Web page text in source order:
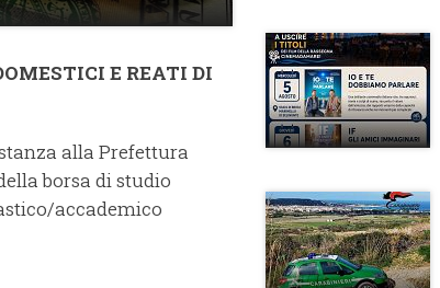
E REATI DI
alla Prefettura
borsa di studio
accademico